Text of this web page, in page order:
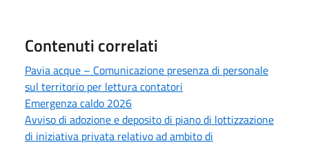
Contenuti correlati
Pavia acque – Comunicazione presenza di personale
sul territorio per lettura contatori
Emergenza caldo 2026
Avviso di adozione e deposito di piano di lottizzazione
di iniziativa privata relativo ad ambito di